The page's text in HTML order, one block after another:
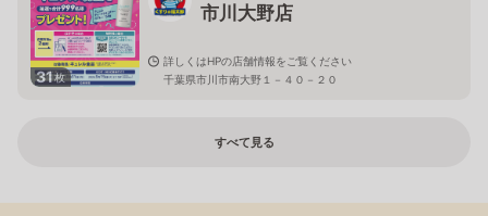
31枚
市川大野店
詳しくはHPの店舗情報をご覧ください
千葉県市川市南大野１－４０－２０
すべて見る